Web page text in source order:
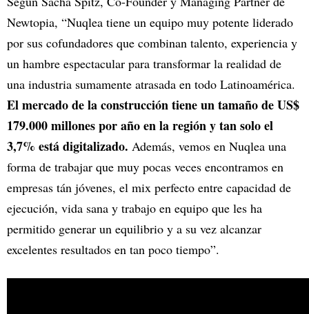
Newtopia, “Nuqlea tiene un equipo muy potente liderado
por sus cofundadores que combinan talento, experiencia y
un hambre espectacular para transformar la realidad de
una industria sumamente atrasada en todo Latinoamérica.
El mercado de la construcción tiene un tamaño de US$
179.000 millones por año en la región y tan solo el
3,7% está digitalizado. Además, vemos en Nuqlea una
forma de trabajar que muy pocas veces encontramos en
empresas tán jóvenes, el mix perfecto entre capacidad de
ejecución, vida sana y trabajo en equipo que les ha
permitido generar un equilibrio y a su vez alcanzar
excelentes resultados en tan poco tiempo”.